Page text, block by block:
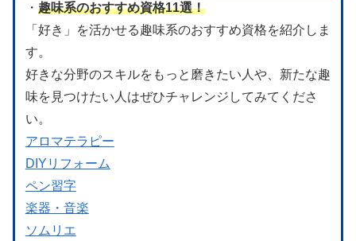
・ 趣味系のおすすめ資格11選！
「好き」を活かせる趣味系のおすすめ資格を紹介しま
す。
好きな分野のスキルをもっと磨きたい人や、新たな趣
味を見つけたい人はぜひチャレンジしてみてくださ
い。
アロマテラピー
DIYリフォーム
ペン習字
楽器・音楽
ソムリエ